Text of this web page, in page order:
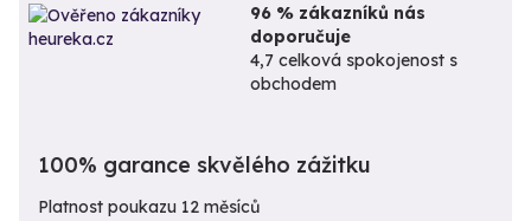
96 % zákazníků nás
doporučuje
4,7 celková spokojenost s
obchodem
100% garance skvělého zážitku
Platnost poukazu 12 měsíců